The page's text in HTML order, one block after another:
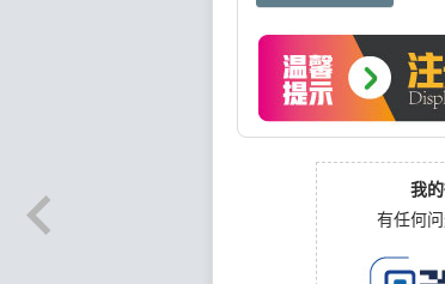
我
有任何